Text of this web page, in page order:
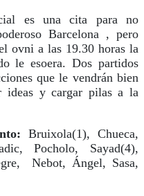
es una cita para no
Barcelona , pero
ovni a las 19.30 horas la
le esoera. Dos partidos
que le vendrán bien
ideas y cargar pilas a la
Bruixola(1), Chueca,
Pocholo, Sayad(4),
Nebot, Ángel, Sasa,